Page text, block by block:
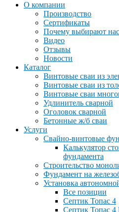
О компании
Производство
Сертификаты
Почему выбирают нас
Видео
Отзывы
Новости
Каталог
Винтовые сваи из
Винтовые сваи из
Винтовые сваи
Удлинитель сварной
Оголовок сварной
Бетонные ж/б сваи
Услуги
Свайно-винтовые
Калькулятор
фундамента
Строительство
Фундамент на
Установка
Все позиции
Септик Топас 4
Септик Топас